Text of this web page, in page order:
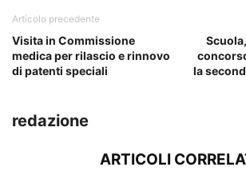
Articolo precedente
Visita in Commissione
medica per rilascio e rinnovo
di patenti speciali
la
redazione
ARTICOLI